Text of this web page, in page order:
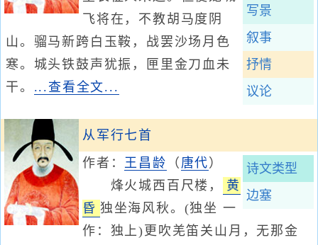
写景
叙事
抒情
议论
飞将在，不教胡马度阴
山。骝马新跨白玉鞍，战罢沙场月色
寒。城头铁鼓声犹振，匣里金刀血未
干。 ...查看全文...
从军行七首
诗文类型
边塞
作者： 王昌龄 （ 唐代 ）
烽火城西百尺楼，
黄
昏 独坐海风秋。(独坐 一
作：独上)更吹羌笛关山月，无那金